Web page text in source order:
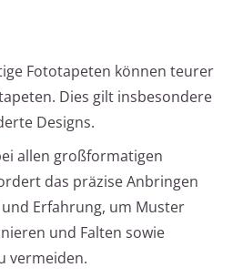
Fototapeten können teurer
Dies gilt insbesondere
Designs.
allen großformatigen
das präzise Anbringen
Erfahrung, um Muster
und Falten sowie
vermeiden.